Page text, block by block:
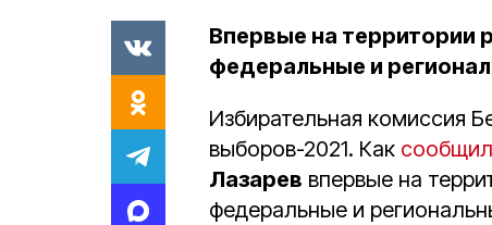
Впервые на территории
федеральные и
Избирательная комиссия
выборов-2021. Как сообщил
Лазарев впервые на
федеральные и